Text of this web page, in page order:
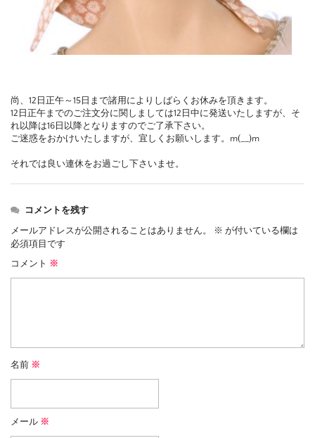
尚、12日正午～15日まで諸用によりしばらくお休みを頂きます。
12日正午までのご注文分に関しましては12日中に発送いたしますが、そ
れ以降は16日以降となりますのでご了承下さい。
ご迷惑をおかけいたしますが、宜しくお願いします。m(__)m
それでは良い連休をお過ごし下さいませ。
コメントを残す
メールアドレスが公開されることはありません。 ※ が付いている欄は
必須項目です
コメント ※
名前 ※
メール ※